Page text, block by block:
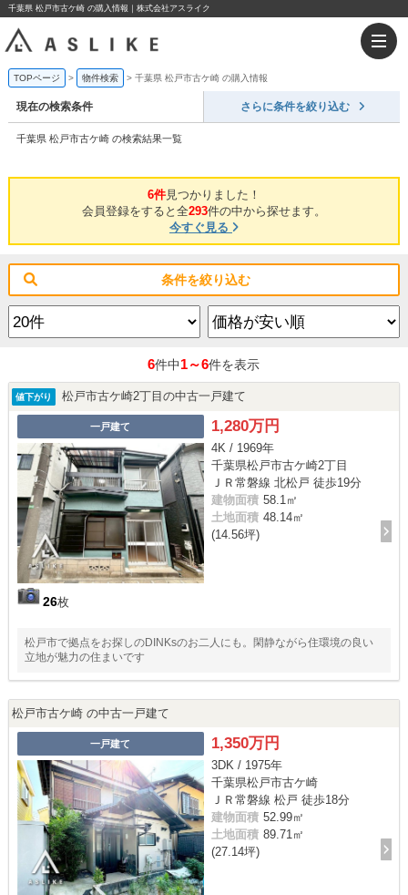
千葉県 松戸市古ケ崎 の購入情報｜株式会社アスライク
TOPページ 物件検索 千葉県 松戸市古ケ崎 の購入情報
現在の検索条件 さらに条件を絞り込む
千葉県 松戸市古ケ崎 の検索結果一覧
6件見つかりました！
会員登録をすると全293件の中から探せます。
今すぐ見る
条件を絞り込む
6件中1～6件を表示
値下がり 松戸市古ケ崎2丁目の中古一戸建て
一戸建て
26枚
1,280万円
4K / 1969年
千葉県松戸市古ケ崎2丁目
ＪＲ常磐線 北松戸 徒歩19分
建物面積 58.1㎡
土地面積 48.14㎡
(14.56坪)
松戸市で拠点をお探しのDINKsのお二人にも。閑静ながら住環境の良い
立地が魅力の住まいです
松戸市古ケ崎 の中古一戸建て
一戸建て 1,350万円
3DK / 1975年
千葉県松戸市古ケ崎
ＪＲ常磐線 松戸 徒歩18分
建物面積 52.99㎡
土地面積 89.71㎡
(27.14坪)